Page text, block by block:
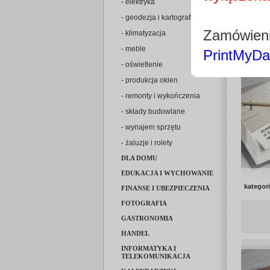
- elektryka
- geodezja i kartografia
- klimatyzacja
- meble
- oświetlenie
- produkcja okien
- remonty i wykończenia
- składy budowlane
- wynajem sprzętu
- żaluzje i rolety
DLA DOMU
EDUKACJA I WYCHOWANIE
FINANSE I UBEZPIECZENIA
FOTOGRAFIA
GASTRONOMIA
HANDEL
INFORMATYKA I
TELEKOMUNIKACJA